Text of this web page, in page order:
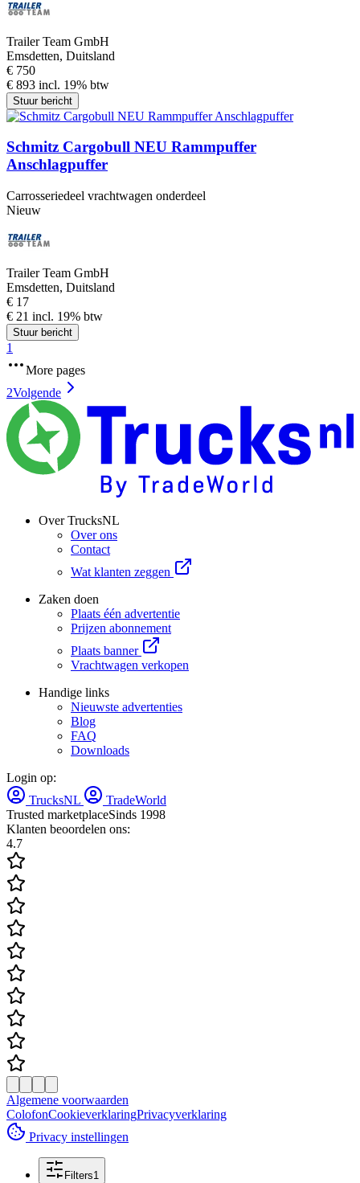
Trailer Team GmbH
Emsdetten, Duitsland
€ 750
€ 893 incl. 19% btw
Stuur bericht
Schmitz Cargobull NEU Rammpuffer
Anschlagpuffer
Carrosseriedeel vrachtwagen onderdeel
Nieuw
Trailer Team GmbH
Emsdetten, Duitsland
€ 17
€ 21 incl. 19% btw
Stuur bericht
1
More pages
2Volgende
Over TrucksNL
Over ons
Contact
Wat klanten zeggen
Zaken doen
Plaats één advertentie
Prijzen abonnement
Plaats banner
Vrachtwagen verkopen
Handige links
Nieuwste advertenties
Blog
FAQ
Downloads
Login op:
TrucksNL
TradeWorld
Trusted marketplaceSinds 1998
Klanten beoordelen ons:
4.7
Algemene voorwaarden
ColofonCookieverklaringPrivacyverklaring
Privacy instellingen
Filters1